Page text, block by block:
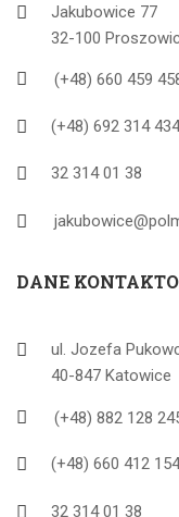
Jakubowice 77
32-100
(+48) 660 459
(+48) 692 314 434
32 314 01 38
DANE
ul. Jozefa
40-847 Katowice
(+48) 882 128
(+48) 660 412 154
32 314 01 38